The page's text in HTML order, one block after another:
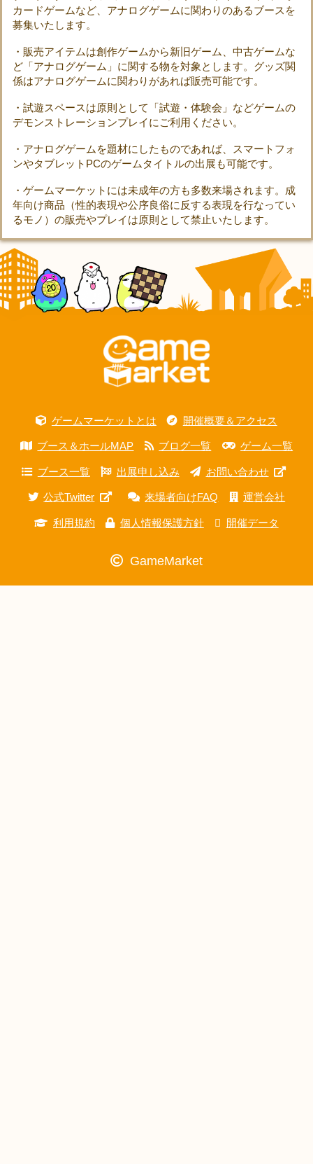
カードゲームなど、アナログゲームに関わりのあるブースを
募集いたします。
・販売アイテムは創作ゲームから新旧ゲーム、中古ゲームな
ど「アナログゲーム」に関する物を対象とします。グッズ関
係はアナログゲームに関わりがあれば販売可能です。
・試遊スペースは原則として「試遊・体験会」などゲームの
デモンストレーションプレイにご利用ください。
・アナログゲームを題材にしたものであれば、スマートフォ
ンやタブレットPCのゲームタイトルの出展も可能です。
・ゲームマーケットには未成年の方も多数来場されます。成
年向け商品（性的表現や公序良俗に反する表現を行なってい
るモノ）の販売やプレイは原則として禁止いたします。
ゲームマーケットとは 開催概要＆アクセス
ブース＆ホールMAP ブログ一覧 ゲーム一覧
ブース一覧 出展申し込み お問い合わせ
公式Twitter 来場者向けFAQ 運営会社
利用規約 個人情報保護方針 開催データ
GameMarket